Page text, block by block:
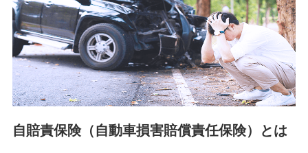
株式会社ドコモ・インシュアランス 営業部長
〒103-0013 東京都中央区日本橋人形町2-14-10 アーバン
ネット日本橋ビル 3F
株式会社ドコモ・インシュアランス
個人情報の第三者提供について
除き、第三者に提供いたしません。
自賠責保険（自動車損害賠償責任保険）とは